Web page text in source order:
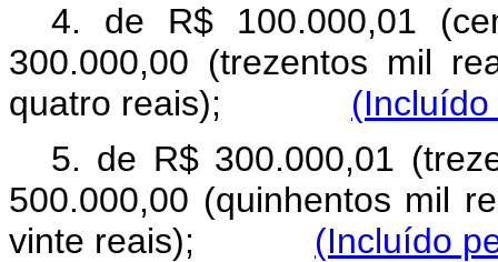
4. de R$ 100.000,01
300.000,00 (trezentos mil
quatro reais);
5. de R$ 300.000,01
500.000,00 (quinhentos mil
vinte reais); (Incluído